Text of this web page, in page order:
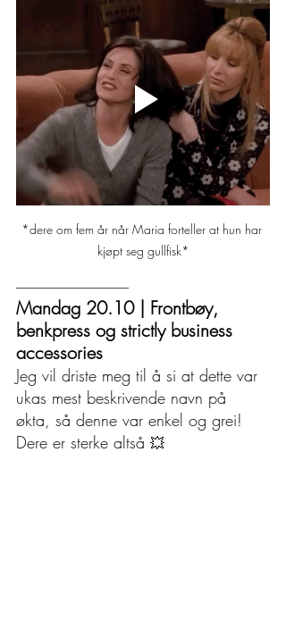
*dere om fem år når Maria forteller at hun har
kjøpt seg gullfisk*
------------------------------------------
Mandag 20.10 | Frontbøy,
benkpress og strictly business
accessories
Jeg vil driste meg til å si at dette var
ukas mest beskrivende navn på
økta, så denne var enkel og grei!
Dere er sterke altså 💥